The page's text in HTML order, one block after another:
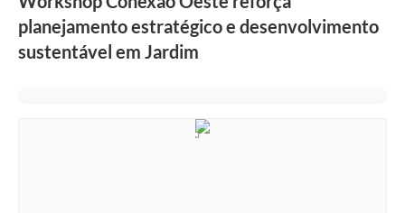
planejamento estratégico e desenvolvimento
sustentável em Jardim